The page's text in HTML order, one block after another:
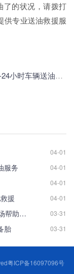
了的状况，请拨打
供专业送油救援服
送油救援收费标准
04-01
服务 04-01
04-01
援 04-01
道路救援拖车服务案例：10分钟达到救援现场帮助车主脱离困境！ 03-31
胎 03-31
粤ICP备16097096号